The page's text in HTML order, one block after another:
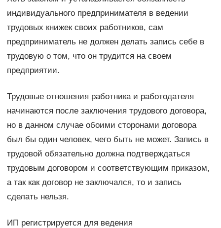
индивидуального предпринимателя в ведении
трудовых книжек своих работников, сам
предприниматель не должен делать запись себе в
трудовую о том, что он трудится на своем
предприятии.
Трудовые отношения работника и работодателя
начинаются после заключения трудового договора,
но в данном случае обоими сторонами договора
был бы один человек, чего быть не может. Запись в
трудовой обязательно должна подтверждаться
трудовым договором и соответствующим приказом,
а так как договор не заключался, то и запись
сделать нельзя.
ИП регистрируется для ведения